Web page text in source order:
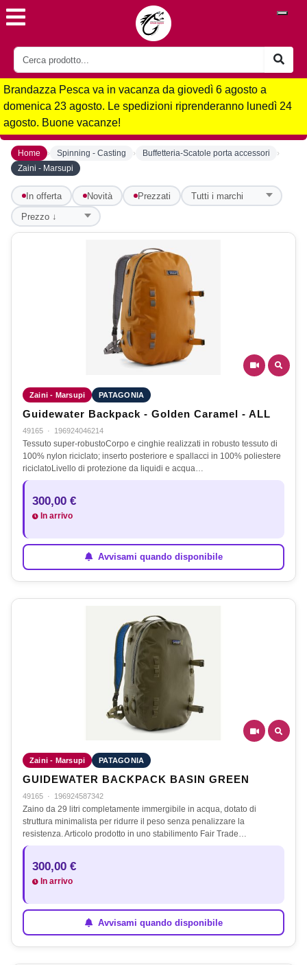
Brandazza Pesca va in vacanza da giovedì 6 agosto a
domenica 23 agosto. Le spedizioni riprenderanno lunedì 24
agosto. Buone vacanze!
Home › Spinning - Casting › Buffetteria-Scatole porta accessori ›
Zaini - Marsupi
In offerta Novità Prezzati
Zaini - Marsupi PATAGONIA
Guidewater Backpack - Golden Caramel - ALL
49165 · 196924046214
Tessuto super-robustoCorpo e cinghie realizzati in robusto tessuto di
100% nylon riciclato; inserto posteriore e spallacci in 100% poliestere
riciclatoLivello di protezione da liquidi e acqua…
300,00 €
In arrivo
Avvisami quando disponibile
Zaini - Marsupi PATAGONIA
GUIDEWATER BACKPACK BASIN GREEN
49165 · 196924587342
Zaino da 29 litri completamente immergibile in acqua, dotato di
struttura minimalista per ridurre il peso senza penalizzare la
resistenza. Articolo prodotto in uno stabilimento Fair Trade…
300,00 €
In arrivo
Avvisami quando disponibile